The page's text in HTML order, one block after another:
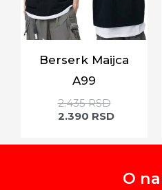
Berserk Maijca
A99
2.435RSD
2.390 RSD
O